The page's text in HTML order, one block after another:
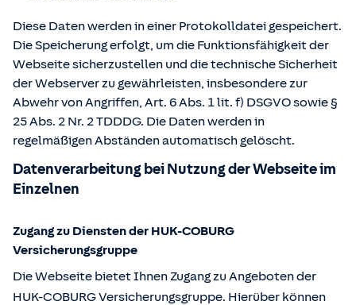
Diese Daten werden in einer Protokolldatei gespeichert.
Die Speicherung erfolgt, um die Funktionsfähigkeit der
Webseite sicherzustellen und die technische Sicherheit
der Webserver zu gewährleisten, insbesondere zur
Abwehr von Angriffen, Art. 6 Abs. 1 lit. f) DSGVO sowie §
25 Abs. 2 Nr. 2 TDDDG. Die Daten werden in
regelmäßigen Abständen automatisch gelöscht.
Datenverarbeitung bei Nutzung der Webseite im
Einzelnen
Zugang zu Diensten der HUK-COBURG
Versicherungsgruppe
Die Webseite bietet Ihnen Zugang zu Angeboten der
HUK-COBURG Versicherungsgruppe. Hierüber können